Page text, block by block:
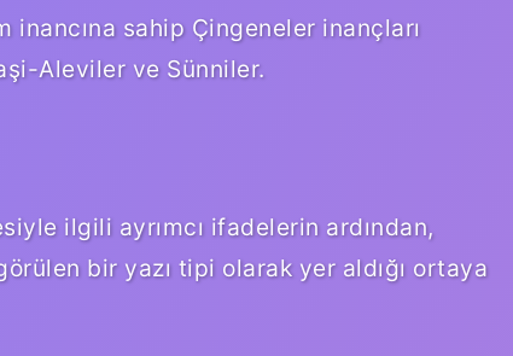
inancına sahip Çingeneler inançları
Aleviler ve Sünniler.
ilgili ayrımcı ifadelerin ardından,
bir yazı tipi olarak yer aldığı ortaya